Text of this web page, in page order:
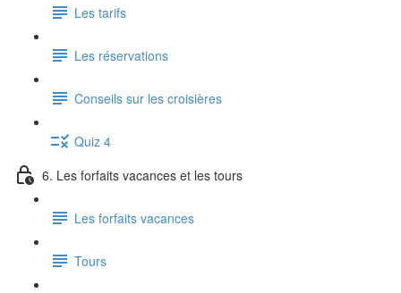
Les tarifs
Les réservations
Conseils sur les croisières
Quiz 4
6. Les forfaits vacances et les tours
Les forfaits vacances
Tours